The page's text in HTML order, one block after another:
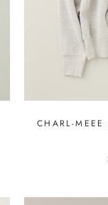
CHARL-